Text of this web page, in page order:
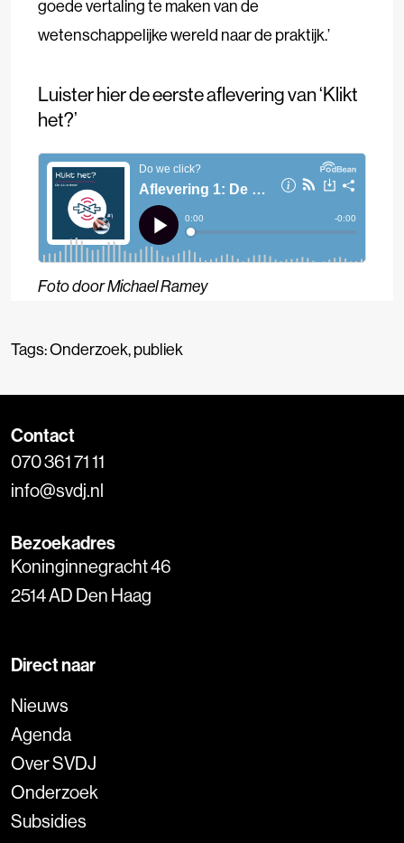
goede vertaling te maken van de
wetenschappelijke wereld naar de praktijk.’
Luister hier de eerste aflevering van ‘Klikt
het?’
Foto door Michael Ramey
Tags:Onderzoek,publiek
Contact
070 361 71 11
info@svdj.nl
Bezoekadres
Koninginnegracht 46
2514 AD Den Haag
Direct naar
Nieuws
Agenda
Over SVDJ
Onderzoek
Subsidies